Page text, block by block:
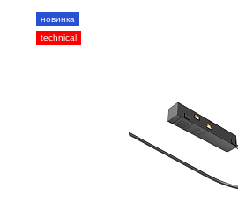
новинка
technical